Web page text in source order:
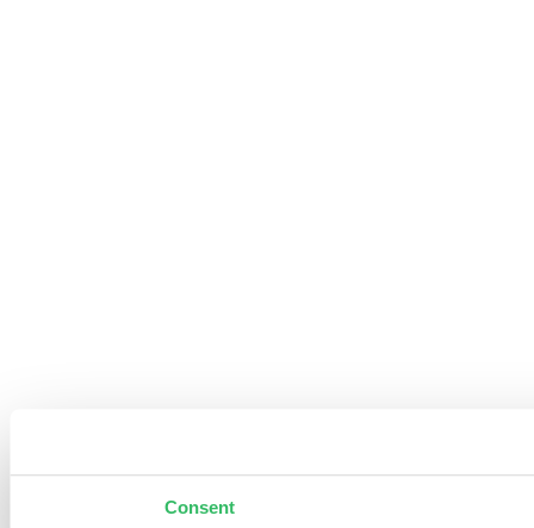
Consent